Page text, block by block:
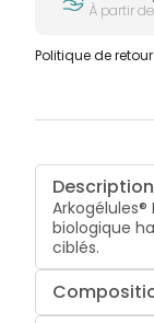
À partir
Politique de retour
Description
Arkogélules®
biologique
ciblés.